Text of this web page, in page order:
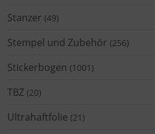
Stanzer (49)
Stempel und Zubehör (256)
Stickerbogen (1001)
TBZ (20)
Ultrahaftfolie (21)